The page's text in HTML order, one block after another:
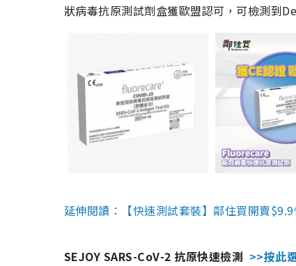
狀病毒抗原測試劑盒獲歐盟認可，可檢測到
延伸閱讀：【快速測試套裝】鄰住買開賣
SEJOY SARS-CoV-2 抗原快速檢測 >>按此